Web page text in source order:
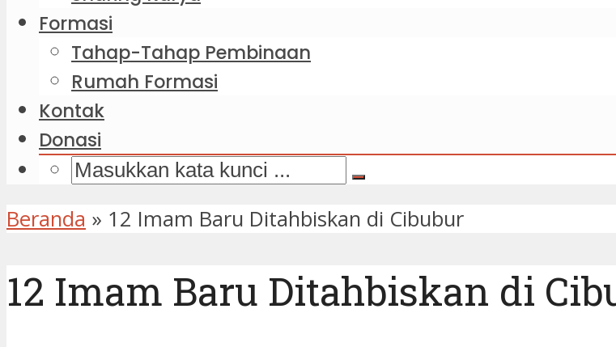
Formasi
Tahap-Tahap Pembinaan
Rumah Formasi
Kontak
Donasi
Beranda » 12 Imam Baru Ditahbiskan di Cibubur
12 Imam Baru Ditahbiskan di